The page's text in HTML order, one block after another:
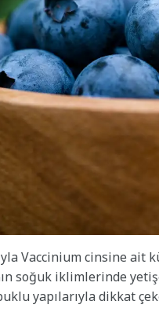
Vaccinium cinsine ait
soğuk iklimlerinde
yapılarıyla dikkat